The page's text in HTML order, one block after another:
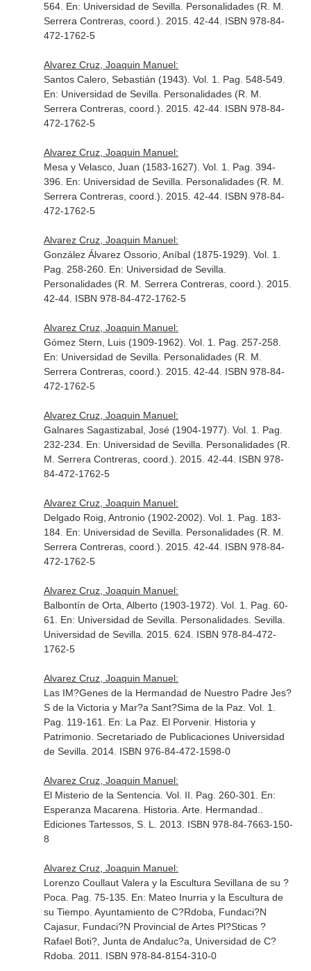
564. En: Universidad de Sevilla. Personalidades (R. M.
Serrera Contreras, coord.) . 2015. 42-44. ISBN 978-84-
472-1762-5
Alvarez Cruz, Joaquin Manuel:
Santos Calero, Sebastián (1943). Vol. 1. Pag. 548-549.
En: Universidad de Sevilla. Personalidades (R. M.
Serrera Contreras, coord.) . 2015. 42-44. ISBN 978-84-
472-1762-5
Alvarez Cruz, Joaquin Manuel:
Mesa y Velasco, Juan (1583-1627). Vol. 1. Pag. 394-
396. En: Universidad de Sevilla. Personalidades (R. M.
Serrera Contreras, coord.) . 2015. 42-44. ISBN 978-84-
472-1762-5
Alvarez Cruz, Joaquin Manuel:
González Álvarez Ossorio, Aníbal (1875-1929). Vol. 1.
Pag. 258-260. En: Universidad de Sevilla.
Personalidades (R. M. Serrera Contreras, coord.) . 2015.
42-44. ISBN 978-84-472-1762-5
Alvarez Cruz, Joaquin Manuel:
Gómez Stern, Luis (1909-1962). Vol. 1. Pag. 257-258.
En: Universidad de Sevilla. Personalidades (R. M.
Serrera Contreras, coord.) . 2015. 42-44. ISBN 978-84-
472-1762-5
Alvarez Cruz, Joaquin Manuel:
Galnares Sagastizabal, José (1904-1977). Vol. 1. Pag.
232-234. En: Universidad de Sevilla. Personalidades (R.
M. Serrera Contreras, coord.) . 2015. 42-44. ISBN 978-
84-472-1762-5
Alvarez Cruz, Joaquin Manuel:
Delgado Roig, Antronio (1902-2002). Vol. 1. Pag. 183-
184. En: Universidad de Sevilla. Personalidades (R. M.
Serrera Contreras, coord.) . 2015. 42-44. ISBN 978-84-
472-1762-5
Alvarez Cruz, Joaquin Manuel:
Balbontín de Orta, Alberto (1903-1972). Vol. 1. Pag. 60-
61. En: Universidad de Sevilla. Personalidades. Sevilla.
Universidad de Sevilla. 2015. 624. ISBN 978-84-472-
1762-5
Alvarez Cruz, Joaquin Manuel:
Las IM?Genes de la Hermandad de Nuestro Padre Jes?
S de la Victoria y Mar?a Sant?Sima de la Paz. Vol. 1.
Pag. 119-161. En: La Paz. El Porvenir. Historia y
Patrimonio. Secretariado de Publicaciones Universidad
de Sevilla. 2014. ISBN 976-84-472-1598-0
Alvarez Cruz, Joaquin Manuel:
El Misterio de la Sentencia. Vol. II. Pag. 260-301. En:
Esperanza Macarena. Historia. Arte. Hermandad.
Ediciones Tartessos, S. L. 2013. ISBN 978-84-7663-150-
8
Alvarez Cruz, Joaquin Manuel:
Lorenzo Coullaut Valera y la Escultura Sevillana de su ?
Poca. Pag. 75-135. En: Mateo Inurria y la Escultura de
su Tiempo. Ayuntamiento de C?Rdoba, Fundaci?N
Cajasur, Fundaci?N Provincial de Artes Pl?Sticas ?
Rafael Boti?, Junta de Andaluc?a, Universidad de C?
Rdoba. 2011. ISBN 978-84-8154-310-0